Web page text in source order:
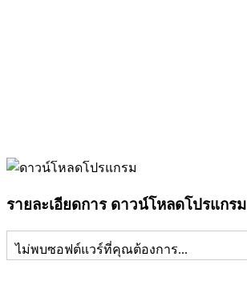
รายละเอียดการ ดาวน์โหลดโปรแกรม
ไม่พบซอฟต์แวร์ที่คุณต้องการ...